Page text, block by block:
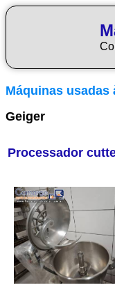
Máquinas usadas
Geiger
Processador